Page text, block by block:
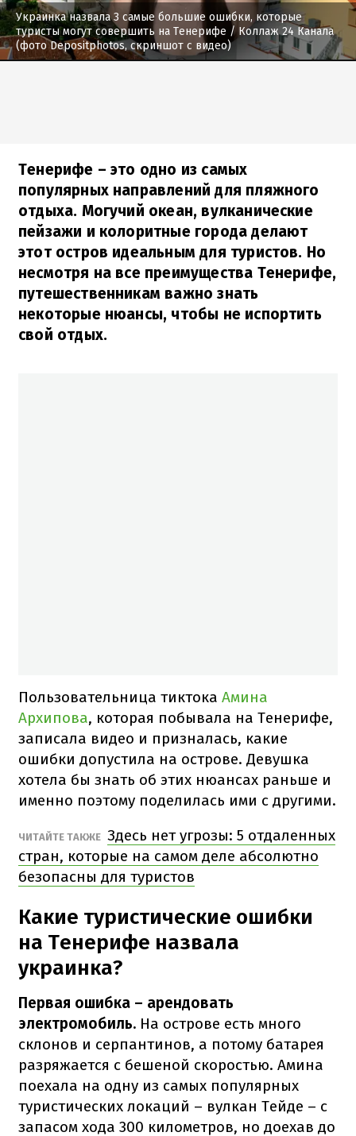
Украинка назвала 3 самые большие ошибки, которые
туристы могут совершить на Тенерифе / Коллаж 24 Канала
(фото Depositphotos, скриншот с видео)
Тенерифе – это одно из самых
популярных направлений для пляжного
отдыха. Могучий океан, вулканические
пейзажи и колоритные города делают
этот остров идеальным для туристов. Но
несмотря на все преимущества Тенерифе,
путешественникам важно знать
некоторые нюансы, чтобы не испортить
свой отдых.
Пользовательница тиктока Амина
Архипова, которая побывала на Тенерифе,
записала видео и призналась, какие
ошибки допустила на острове. Девушка
хотела бы знать об этих нюансах раньше и
именно поэтому поделилась ими с другими.
ЧИТАЙТЕ ТАКЖЕ Здесь нет угрозы: 5 отдаленных
стран, которые на самом деле абсолютно
безопасны для туристов
Какие туристические ошибки
на Тенерифе назвала
украинка?
Первая ошибка – арендовать
электромобиль. На острове есть много
склонов и серпантинов, а потому батарея
разряжается с бешеной скоростью. Амина
поехала на одну из самых популярных
туристических локаций – вулкан Тейде – с
запасом хода 300 километров, но доехав до